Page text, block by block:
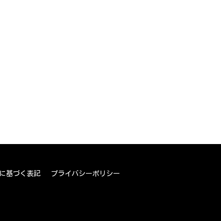
基づく表記 プライバシーポリシー